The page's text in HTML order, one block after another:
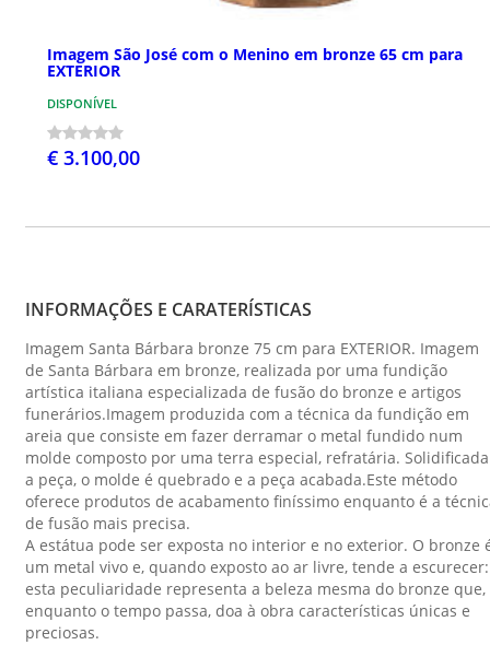
Imagem São José com o Menino em bronze 65 cm para
EXTERIOR
DISPONÍVEL
€ 3.100,00
INFORMAÇÕES E CARATERÍSTICAS
Imagem Santa Bárbara bronze 75 cm para EXTERIOR. Imagem
de Santa Bárbara em bronze, realizada por uma fundição
artística italiana especializada de fusão do bronze e artigos
funerários.Imagem produzida com a técnica da fundição em
areia que consiste em fazer derramar o metal fundido num
molde composto por uma terra especial, refratária. Solidificada
a peça, o molde é quebrado e a peça acabada.Este método
oferece produtos de acabamento finíssimo enquanto é a
de fusão mais precisa.
A estátua pode ser exposta no interior e no exterior. O bronze
um metal vivo e, quando exposto ao ar livre, tende a escurecer:
esta peculiaridade representa a beleza mesma do bronze que,
enquanto o tempo passa, doa à obra características únicas e
preciosas.